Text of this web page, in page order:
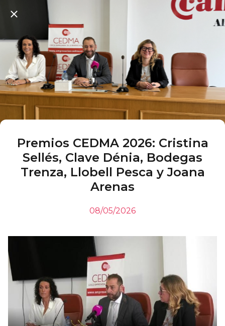
Premios CEDMA 2026: Cristina
Sellés, Clave Dénia, Bodegas
Trenza, Llobell Pesca y Joana
Arenas
08/05/2026